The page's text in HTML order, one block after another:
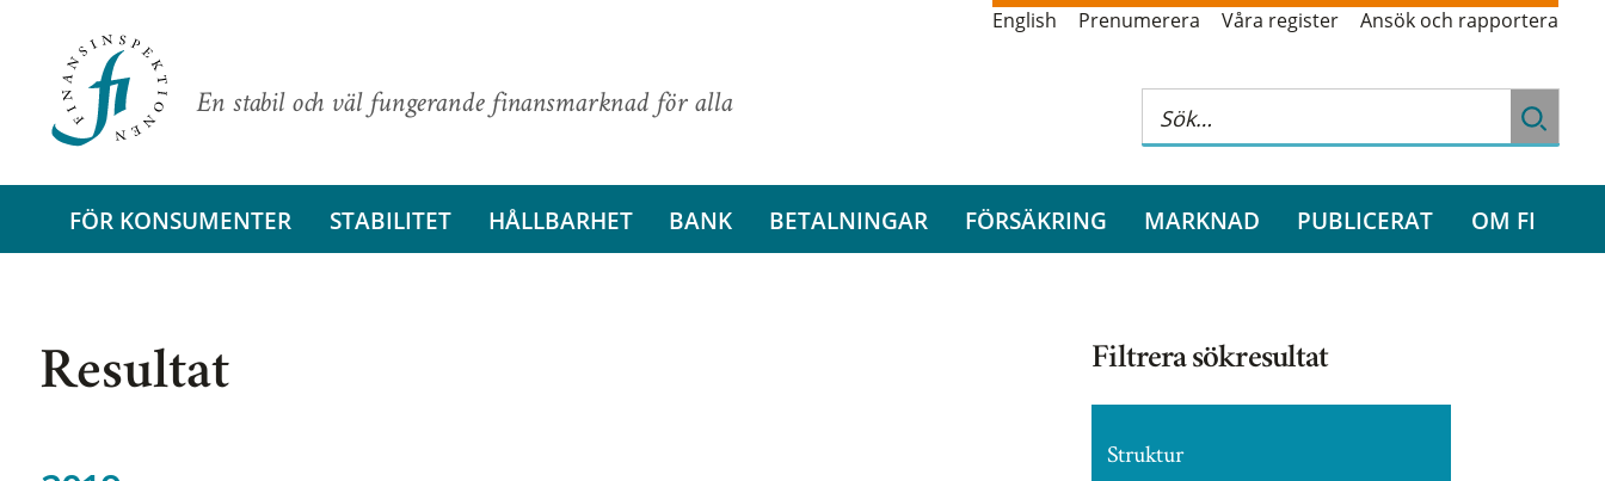
En stabil och väl fungerande finansmarknad för alla
English Prenumerera Våra register Ansök och rapportera
FÖR KONSUMENTER STABILITET HÅLLBARHET BANK BETALNINGAR FÖRSÄKRING MARKNAD PUBLICERAT OM FI
Resultat Filtrera sökresultat
Struktur